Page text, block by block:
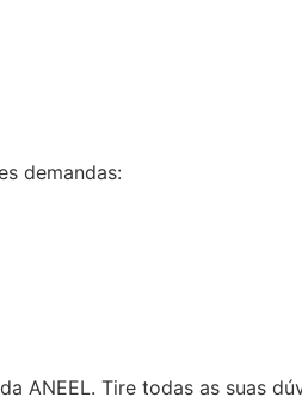
demandas:
Tire todas as suas